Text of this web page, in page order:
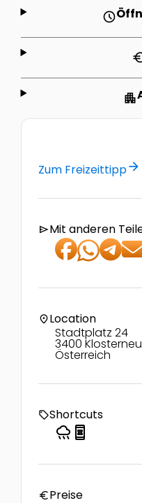
schedule
apartment
Zum Freizeittipparrow_forward
sendMit anderen
location_onLocation
Stadtplatz 24
3400
Österreich
local_offerShortcuts
rainy book_online
euroPreise